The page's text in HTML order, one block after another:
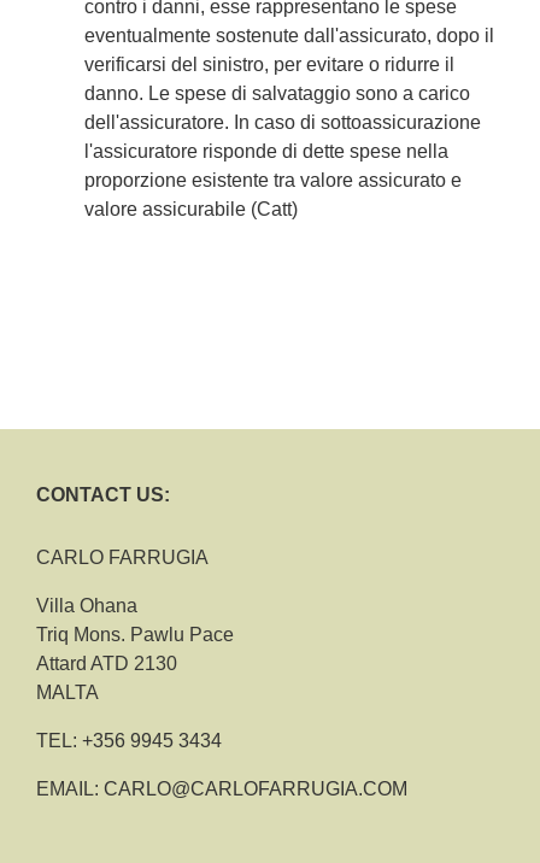
contro i danni, esse rappresentano le spese
eventualmente sostenute dall'assicurato, dopo il
verificarsi del sinistro, per evitare o ridurre il
danno. Le spese di salvataggio sono a carico
dell'assicuratore. In caso di sottoassicurazione
l'assicuratore risponde di dette spese nella
proporzione esistente tra valore assicurato e
valore assicurabile (Catt)
CONTACT US:
CARLO FARRUGIA
Villa Ohana
Triq Mons. Pawlu Pace
Attard ATD 2130
MALTA
TEL: +356 9945 3434
EMAIL: CARLO@CARLOFARRUGIA.COM